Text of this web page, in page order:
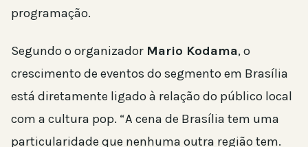
programação.
Segundo o organizador Mario Kodama, o
crescimento de eventos do segmento em Brasília
está diretamente ligado à relação do público local
com a cultura pop. “A cena de Brasília tem uma
particularidade que nenhuma outra região tem.